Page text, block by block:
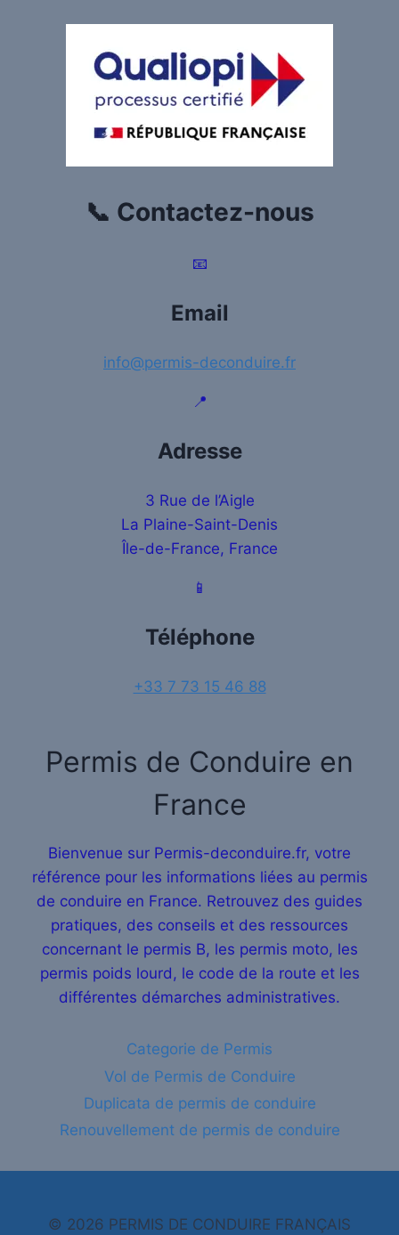
📞 Contactez-nous
📧
Email
info@permis-deconduire.fr
📍
Adresse
3 Rue de l’Aigle
La Plaine-Saint-Denis
Île-de-France, France
📱
Téléphone
+33 7 73 15 46 88
Permis de Conduire en
France
Bienvenue sur Permis-deconduire.fr, votre
référence pour les informations liées au permis
de conduire en France. Retrouvez des guides
pratiques, des conseils et des ressources
concernant le permis B, les permis moto, les
permis poids lourd, le code de la route et les
différentes démarches administratives.
Categorie de Permis
Vol de Permis de Conduire
Duplicata de permis de conduire
Renouvellement de permis de conduire
© 2026 PERMIS DE CONDUIRE FRANÇAIS